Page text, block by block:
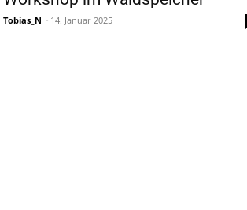
Tobias_N - 14. Januar 2025